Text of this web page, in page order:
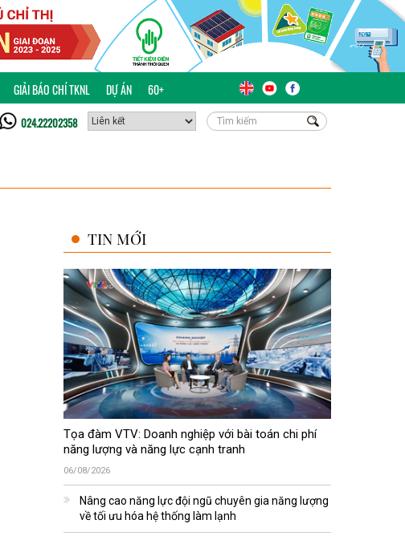
GIẢI BÁO CHÍ TKNL DỰ ÁN 60+
024.22202358
TIN MỚI
Tọa đàm VTV: Doanh nghiệp với bài toán chi phí
năng lượng và năng lực cạnh tranh
06/08/2026
Nâng cao năng lực đội ngũ chuyên gia năng lượng
về tối ưu hóa hệ thống làm lạnh